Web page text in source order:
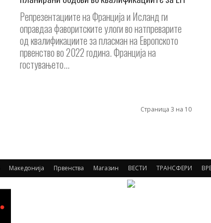
Репрезентациите на Франција и Исланд ги
оправдаа фаворитските улоги во натпреварите
од квалификациите за пласман на Европското
првенство во 2022 година. Франција на
гостувањето...
Страница 3 на 10
Македонија Првенства Магазин ВЕСТИ ТРАНСФЕРИ